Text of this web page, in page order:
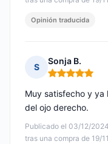
Opinión traducida
S
Sonja B.
Nota: 5 de 5
Publicado el 03/12/
tras una compra de 19/
Muy satisfecho y ya
del ojo derecho.